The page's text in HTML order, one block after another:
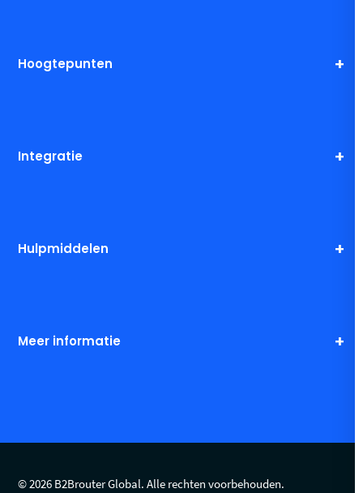
Hoogtepunten
Integratie
Hulpmiddelen
Meer informatie
© 2026 B2Brouter Global. Alle rechten voorbehouden.